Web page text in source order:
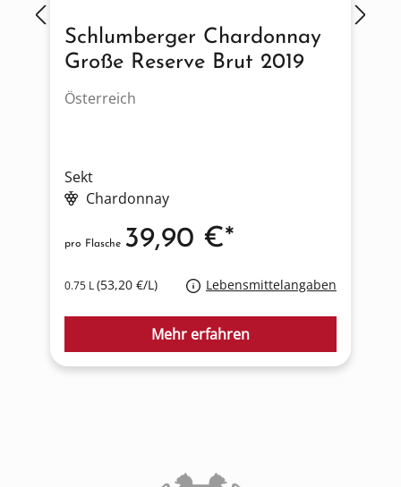
Schlumberger Chardonnay
Große Reserve Brut 2019
Österreich
Sekt
Chardonnay
0.75 L(53,20 €/L) Lebensmittelangaben
pro Flasche 39,90 €*
Mehr erfahren